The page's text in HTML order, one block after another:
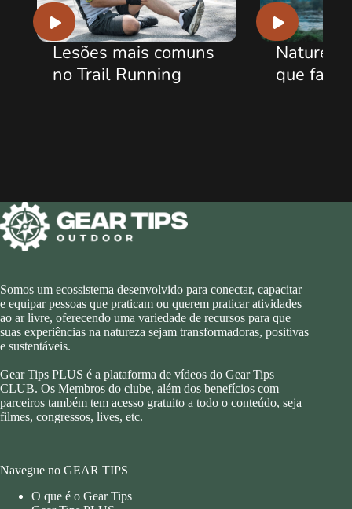
Lesões mais comuns
no Trail Running
Natureza – O
que faz bem
Somos um ecossistema desenvolvido para conectar, capacitar
e equipar pessoas que praticam ou querem praticar atividades
ao ar livre, oferecendo uma variedade de recursos para que
suas experiências na natureza sejam transformadoras, positivas
e sustentáveis.
Gear Tips PLUS é a plataforma de vídeos do Gear Tips
CLUB. Os Membros do clube, além dos benefícios com
parceiros também tem acesso gratuito a todo o conteúdo, seja
filmes, congressos, lives, etc.
Navegue no GEAR TIPS
O que é o Gear Tips